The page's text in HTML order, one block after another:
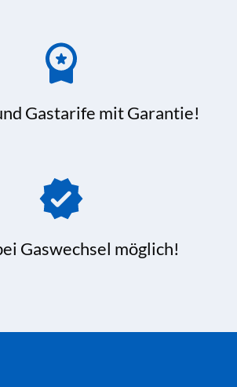
Gastarife mit Garantie!
Gaswechsel möglich!